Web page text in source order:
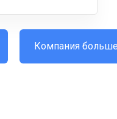
Компания больше